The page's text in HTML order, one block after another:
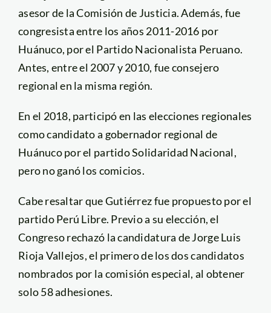
asesor de la Comisión de Justicia. Además, fue
congresista entre los años 2011-2016 por
Huánuco, por el Partido Nacionalista Peruano.
Antes, entre el 2007 y 2010, fue consejero
regional en la misma región.
En el 2018, participó en las elecciones regionales
como candidato a gobernador regional de
Huánuco por el partido Solidaridad Nacional,
pero no ganó los comicios.
Cabe resaltar que Gutiérrez fue propuesto por el
partido Perú Libre. Previo a su elección, el
Congreso rechazó la candidatura de Jorge Luis
Rioja Vallejos, el primero de los dos candidatos
nombrados por la comisión especial, al obtener
solo 58 adhesiones.